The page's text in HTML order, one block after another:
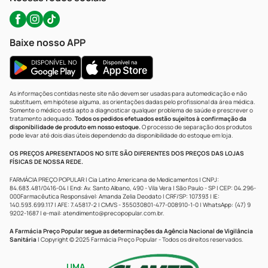
Baixe nosso APP
As informações contidas neste site não devem ser usadas para automedicação e não
substituem, em hipótese alguma, as orientações dadas pelo profissional da área médica.
Somente o médico está apto a diagnosticar qualquer problema de saúde e prescrever o
tratamento adequado. Todos os pedidos efetuados estão sujeitos à confirmação da
disponibilidade de produto em nosso estoque.O processo de separação dos produtos
pode levar até dois dias úteis dependendo da disponibilidade do estoque em loja.
OS PREÇOS APRESENTADOS NO SITE SÃO DIFERENTES DOS PREÇOS DAS LOJAS
FÍSICAS DE NOSSA REDE.
FARMÁCIA PREÇO POPULAR | Cia Latino Americana de Medicamentos | CNPJ:
84.683.481/0416-04 | End: Av. Santo Albano, 490 - Vila Vera | São Paulo - SP | CEP: 04.296-
000Farmacêutica Responsável: Amanda Zelia Deodato | CRF/SP: 107393 | IE:
140.593.699.117 | AFE: 7.45817-2 | CMVS - 355030801-477-008910-1-0 | WhatsApp: (47) 9
9202-1687 | e-mail: atendimento@precopopular.com.br.
A Farmácia Preço Popular segue as determinações da Agência Nacional de Vigilância
Sanitária | Copyright © 2025 Farmácia Preço Popular - Todos os direitos reservados.